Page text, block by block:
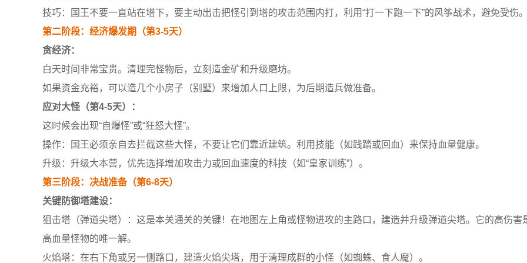
技巧：国王不要一直站在塔下，要主动出击把怪引到塔的攻击范围内打，利用“打一下跑一下”的风筝战术，避免受伤
第二阶段：经济爆发期（第3-5天）
贪经济：
白天时间非常宝贵。清理完怪物后，立刻造金矿和升级磨坊。
如果资金充裕，可以造几个小房子（别墅）来增加人口上限，为后期造兵做准备。
应对大怪（第4-5天）：
这时候会出现“自爆怪”或“狂怒大怪”。
操作：国王必须亲自去拦截这些大怪，不要让它们靠近建筑。利用技能（如践踏或回血）来保持血量健康。
升级：升级大本营，优先选择增加攻击力或回血速度的科技（如“皇家训练”）。
第三阶段：决战准备（第6-8天）
关键防御塔建设：
狙击塔（弹道尖塔）：这是本关通关的关键！在地图左上角或怪物进攻的主路口，建造并升级弹道尖塔。它的高伤害
高血量怪物的唯一解。
火焰塔：在右下角或另一侧路口，建造火焰尖塔，用于清理成群的小怪（如蜘蛛、食人魔）。